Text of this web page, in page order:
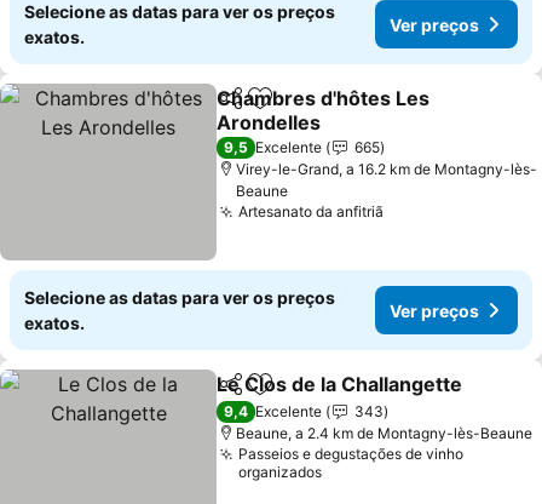
Selecione as datas para ver os preços
exatos.
Ver preços
PartilharAdicionar aos favoritos
Chambres d'hôtes Les
Arondelles
Ver preços
9,5 Excelente
665
Virey-le-Grand, a 16.2 km de Montagny-lès-
Beaune
Artesanato da anfitriã
Selecione as datas para ver os preços
exatos.
Ver preços
PartilharAdicionar aos favoritos
Le Clos de la Challangette
9,4 Excelente
343
Beaune, a 2.4 km de Montagny-lès-Beaune
Passeios e degustações de vinho
organizados